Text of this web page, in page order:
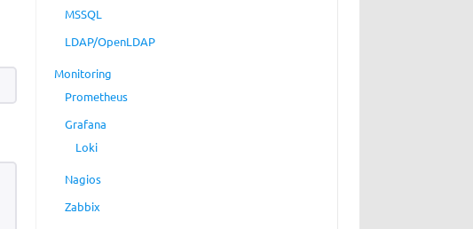
MSSQL
LDAP/OpenLDAP
Monitoring
Prometheus
Grafana
Loki
Nagios
Zabbix